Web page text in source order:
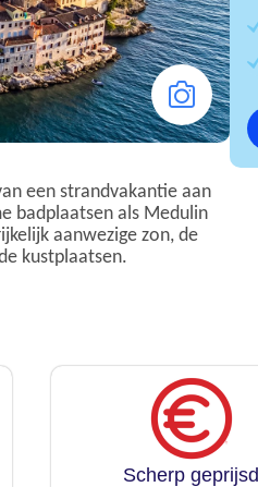
een strandvakantie aan
badplaatsen als Medulin
aanwezige zon, de
kustplaatsen.
Scherp geprijsd